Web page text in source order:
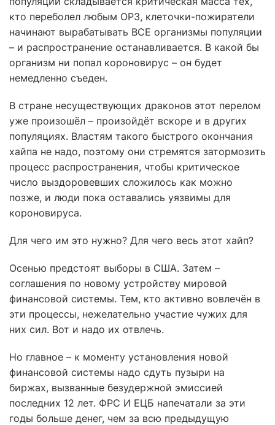
кто переболел любым ОРЗ, клеточки-пожиратели
начинают вырабатывать ВСЕ организмы популяции
– и распространение останавливается. В какой бы
организм ни попал короновирус – он будет
немедленно съеден.
В стране несуществующих драконов этот перелом
уже произошёл – произойдёт вскоре и в других
популяциях. Властям такого быстрого окончания
хайпа не надо, поэтому они стремятся затормозить
процесс распространения, чтобы критическое
число выздоровевших сложилось как можно
позже, и люди пока оставались уязвимы для
короновируса.
Для чего им это нужно? Для чего весь этот хайп?
Осенью предстоят выборы в США. Затем –
соглашения по новому устройству мировой
финансовой системы. Тем, кто активно вовлечён в
эти процессы, нежелательно участие чужих для
них сил. Вот и надо их отвлечь.
Но главное – к моменту установления новой
финансовой системы надо сдуть пузыри на
биржах, вызванные безудержной эмиссией
последних 12 лет. ФРС И ЕЦБ напечатали за эти
годы больше денег, чем за всю предыдущую